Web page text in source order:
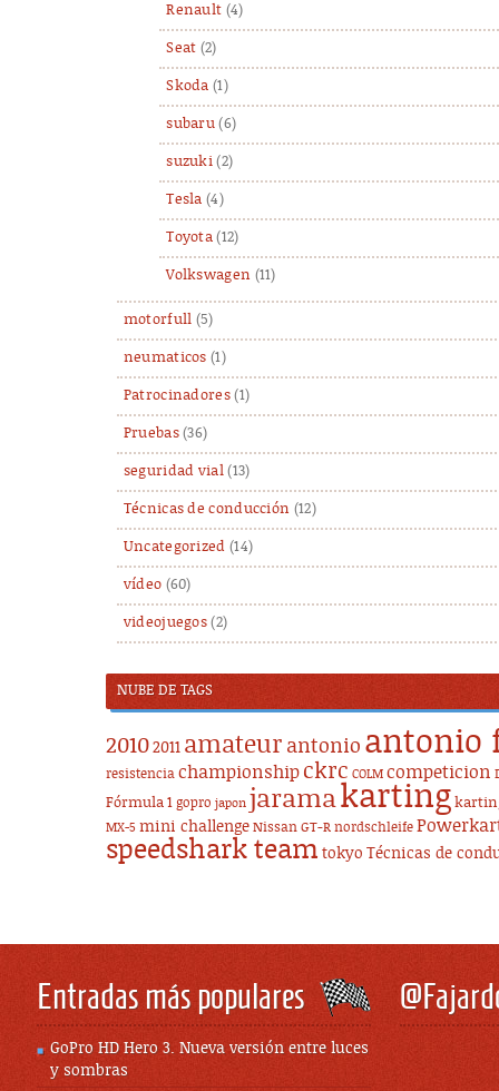
Renault (4)
Seat (2)
Skoda (1)
subaru (6)
suzuki (2)
Tesla (4)
Toyota (12)
Volkswagen (11)
motorfull (5)
neumaticos (1)
Patrocinadores(1)
Pruebas(36)
seguridad vial(13)
Técnicas de conducción (12)
Uncategorized (14)
vídeo (60)
videojuegos (2)
NUBE DE TAGS
20102011 amateur antonio antonio
resistencia championship ckrc COLM competicion
Fórmula 1 gopro japon jaramakarting
MX-5 mini challenge Nissan GT-R nordschleife
speedshark team tokyo Técnicas de
Entradas más populares
GoPro HD Hero 3. Nueva versión entre luces
y sombras